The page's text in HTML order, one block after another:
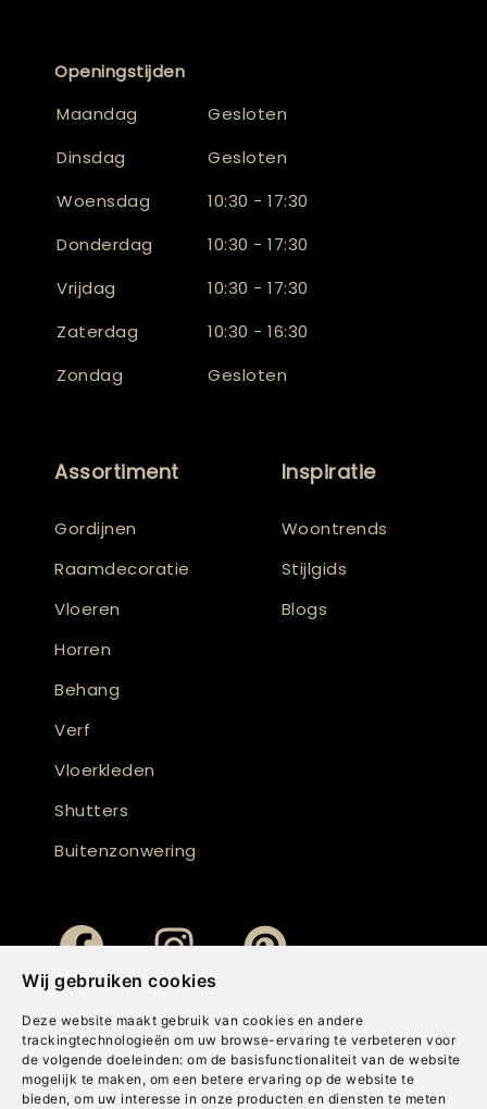
Wij gebruiken cookies
Deze website maakt gebruik van cookies en andere
trackingtechnologieën om uw browse-ervaring te verbeteren voor
de volgende doeleinden: om de basisfunctionaliteit van de website
mogelijk te maken , om een betere ervaring op de website te
bieden, om uw interesse in onze producten en diensten te meten
Openingstijden
Maandag
Gesloten
Dinsdag
Gesloten
Woensdag
10:30 - 17:30
Donderdag
10:30 - 17:30
Vrijdag
10:30 - 17:30
Zaterdag
10:30 - 16:30
Zondag
Gesloten
Assortiment
Gordijnen
Raamdecoratie
Vloeren
Horren
Behang
Verf
Vloerkleden
Shutters
Buitenzonwering
Inspiratie
Woontrends
Stijlgids
Blogs